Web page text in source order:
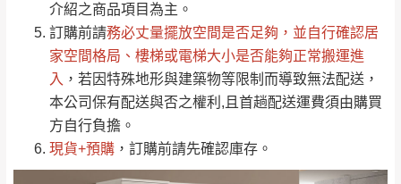
介紹之商品項目為主。
訂購前請務必丈量擺放空間是否足夠 ，並自行確認居
家空間格局、 樓梯或電梯大小是否能夠正常搬運進
入 ，若因特殊地形與建築物等限制而導致無法配送，
本公司保有配送與否之權利,且首趟配送運費須由購買
方自行負擔。
現貨+預購 ，訂購前請先確認庫存。
免 運
費
新竹
峨眉鄉、五峰鄉、
橫山、北埔鄉、尖
石鄉、寶山鄉山
區、新埔山區、芎
接單後二日內(不含例假日)，我們客服會與您
電話聯絡或E-Mail通知確認訂單。
（線上客
服 LINE → @dershin）
下單前先詢問是否現貨 ，若未詢問下單後無
現貨我們客服會再來電或E-Mail與您聯絡
（洽詢方式請搜尋 Line ID →